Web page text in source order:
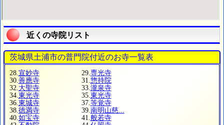
近くの寺院リスト
茨城県土浦市の普門院付近のお寺一覧表
28. 宣妙寺 29. 専光寺
30. 善應寺 31. 惣持院
32. 大聖寺 33. 瀧泉寺
34. 東光寺 35. 東光寺
36. 東城寺 37. 等覚寺
38. 徳満寺 39. 南明山慈...
40. 如宝寺 41. 般若寺